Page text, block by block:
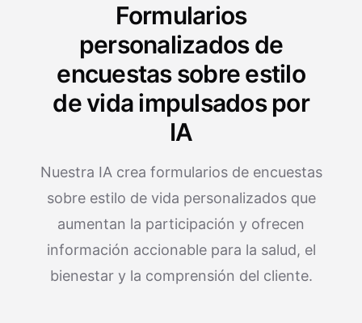
Formularios
personalizados de
encuestas sobre estilo
de vida impulsados por
IA
Nuestra IA crea formularios de encuestas
sobre estilo de vida personalizados que
aumentan la participación y ofrecen
información accionable para la salud, el
bienestar y la comprensión del cliente.